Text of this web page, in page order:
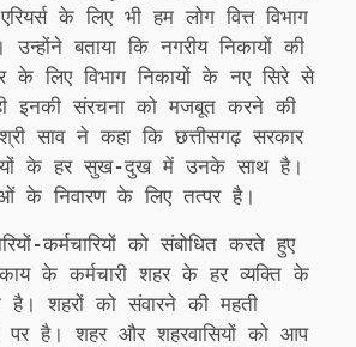
के लिए भी हम लोग वित्त विभाग
बताया कि नगरीय निकायों की
के लिए विभाग निकायों के नए सिरे से
इनकी संरचना को मजबूत करने की
साव ने कहा कि छत्तीसगढ़ सरकार
के हर सुख-दुख में उनके साथ है।
के निवारण के लिए तत्पर है।
कर्मचारियों को संबोधित करते हुए
के कर्मचारी शहर के हर व्यक्ति के
है। शहरों को संवारने की महती
पर है। शहर और शहरवासियों को आप